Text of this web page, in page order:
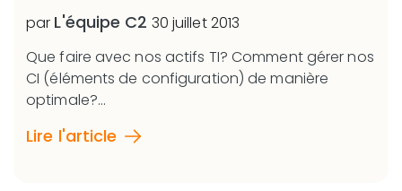
par L'équipe C2 30 juillet 2013
Que faire avec nos actifs TI? Comment gérer nos
CI (éléments de configuration) de manière
optimale?...
Lire l'article